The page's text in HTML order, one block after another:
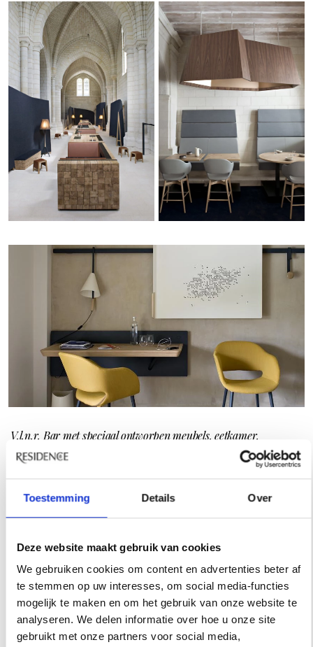
Toestemming Details Over
Deze website maakt gebruik van cookies
We gebruiken cookies om content en advertenties beter af
te stemmen op uw interesses, om social media-functies
mogelijk te maken en om het gebruik van onze website te
analyseren. We delen informatie over hoe u onze site
gebruikt met onze partners voor social media,
V.l.n.r. Bar met speciaal ontworpen meubels, eetkamer,
multifunctionele stalen rails in slaapkamer
Interactief ontdekken
Alle meubels zijn op maat gemaakt door ontwerper
Patrick Jouin. ‘Een reis tussen traditie en moderniteit’,
aldus Jouin, creatief directeur van Jouin Manku. In het
bijna duizend jaar oude monument heeft de tijd niet
stilgestaan. Elke gast ontvangt bij aankomst een iPad,
waar ze toegang krijgen tot diensten van het hotel en zij